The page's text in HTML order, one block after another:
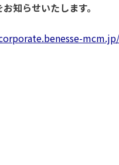
知らせいたします。